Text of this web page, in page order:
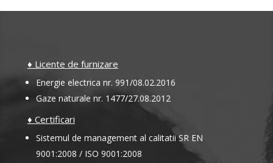
♦ Licente de furnizare
Energie electrica nr. 991/08.02.2016
Gaze naturale nr. 1477/27.08.2012
♦ Certificari
Sistemul de management al calitatii SR EN
9001:2008 / ISO 9001:2008